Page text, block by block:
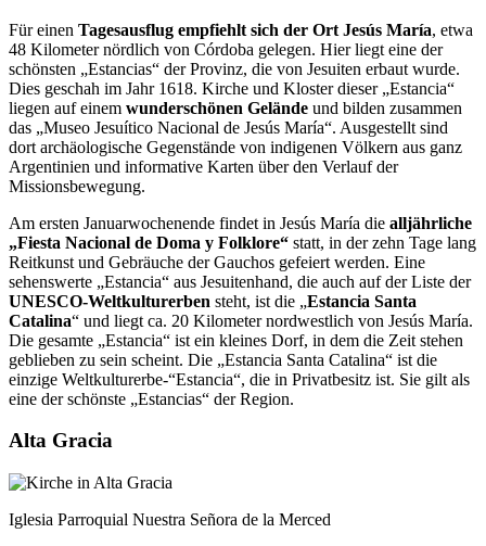
Für einen Tagesausflug empfiehlt sich der Ort Jesús María, etwa
48 Kilometer nördlich von Córdoba gelegen. Hier liegt eine der
schönsten „Estancias“ der Provinz, die von Jesui­ten erbaut wurde.
Dies geschah im Jahr 1618. Kirche und Kloster dieser „Estancia“
liegen auf einem wunderschönen Gelände und bilden zusammen
das „Museo Jesuítico Nacional de Jesús María“. Ausgestellt sind
dort archäologische Gegenstände von indigenen Völ­kern aus ganz
Argentinien und informative Karten über den Verlauf der
Missionsbewe­gung.
Am ersten Januarwochenende findet in Jesús María die alljährliche
„Fiesta Nacional de Doma y Folklore“ statt, in der zehn Tage lang
Reitkunst und Gebräuche der Gauchos gefeiert werden. Eine
sehenswerte „Estancia“ aus Jesuitenhand, die auch auf der Liste der
UNESCO-Weltkulturerben steht, ist die „Estancia Santa
Catalina“ und liegt ca. 20 Kilome­ter nordwestlich von Jesús María.
Die gesamte „Estancia“ ist ein kleines Dorf, in dem die Zeit stehen
geblieben zu sein scheint. Die „Estancia Santa Catalina“ ist die
einzige Welt­kulturerbe-“Estancia“, die in Privatbesitz ist. Sie gilt als
eine der schönste „Estancias“ der Region.
Alta Gracia
Iglesia Parroquial Nuestra Señora de la Merced